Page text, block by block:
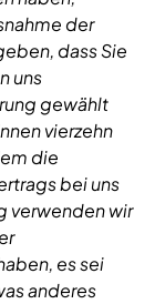
der
dass Sie
uns
gewählt
vierzehn
die
bei uns
verwenden wir
es sei
anderes